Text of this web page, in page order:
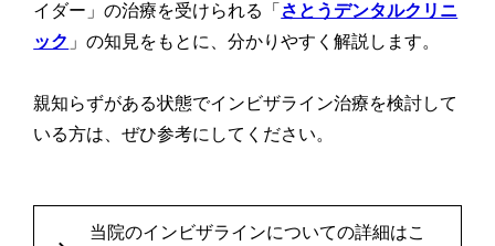
イダー」の治療を受けられる「 さとうデンタルクリニ
ック 」の知見をもとに、分かりやすく解説します。
親知らずがある状態でインビザライン治療を検討して
いる方は、ぜひ参考にしてください。
当院のインビザラインについての詳細はこ